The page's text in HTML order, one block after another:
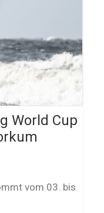
World Cup
vom 03. bis